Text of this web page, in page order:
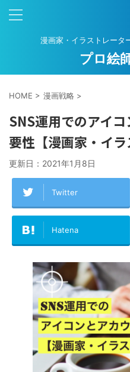
漫画家・イラストレータ
プロ絵
HOME > 漫画戦略 >
SNS運用でのアイ
要性【漫画家・イラ
更新日： 2021年1月8日
Twitter
Hatena